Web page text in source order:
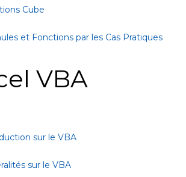
Cube
et Fonctions par les Cas Pratiques
VBA
sur le VBA
sur le VBA